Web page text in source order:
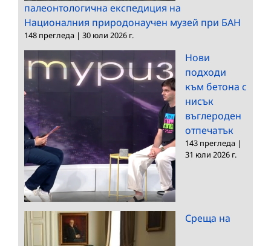
палеонтологична експедиция на
Националния природонаучен музей при БАН
148 прегледа | 30 юли 2026 г.
Нови
подходи
към бетона с
нисък
въглероден
отпечатък
143 прегледа |
31 юли 2026 г.
Среща на